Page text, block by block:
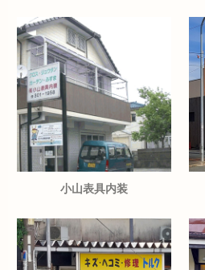
小山表具内装